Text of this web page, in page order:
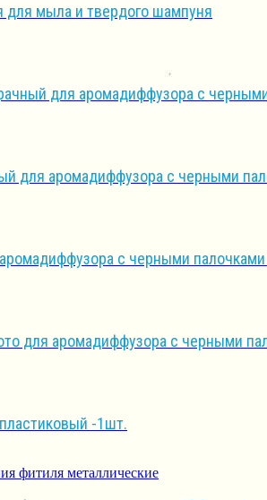
для мыла и твердого шампуня
для аромадиффузора с
для аромадиффузора с черными
с черными
для аромадиффузора с черными
-1шт.